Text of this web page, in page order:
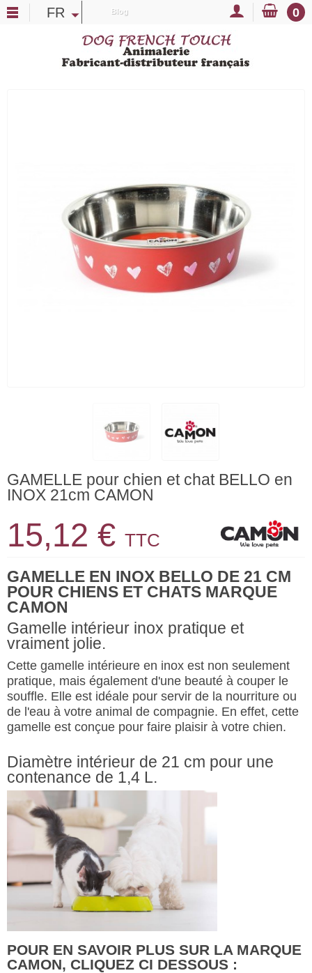
FR Blog 0
GAMELLE pour chien et chat BELLO en
INOX 21cm CAMON
15,12 € TTC
GAMELLE EN INOX BELLO DE 21 CM
POUR CHIENS ET CHATS MARQUE
CAMON
Gamelle intérieur inox pratique et
vraiment jolie.
Cette gamelle intérieure en inox est non seulement
pratique, mais également d'une beauté à couper le
souffle. Elle est idéale pour servir de la nourriture ou
de l'eau à votre animal de compagnie. En effet, cette
gamelle est conçue pour faire plaisir à votre chien.
Diamètre intérieur de 21 cm pour une
contenance de 1,4 L.
POUR EN SAVOIR PLUS SUR LA MARQUE
CAMON, CLIQUEZ CI DESSOUS :